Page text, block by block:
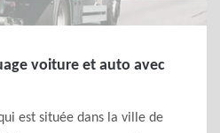
voiture et auto avec
est située dans la ville de